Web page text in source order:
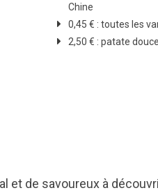
Chine
0,45 € : toutes les
2,50 € : patate
et de savoureux à